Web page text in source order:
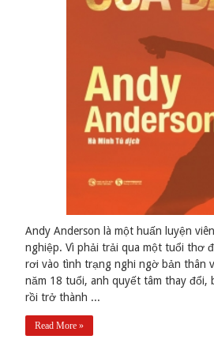
Andy Anderson là một huấn luyện
nghiệp. Vì phải trải qua một tuổi thơ
rơi vào tình trạng nghi ngờ bản thân
năm 18 tuổi, anh quyết tâm thay đổi,
rồi trở thành ...
Read More »